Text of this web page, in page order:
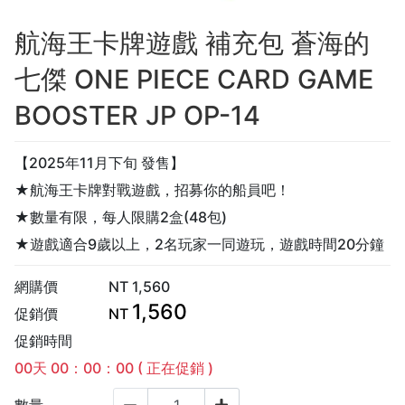
航海王卡牌遊戲 補充包 蒼海的
七傑 ONE PIECE CARD GAME
BOOSTER JP OP-14
【2025年11月下旬 發售】
★航海王卡牌對戰遊戲，招募你的船員吧！
★數量有限，每人限購2盒(48包)
★遊戲適合9歲以上，2名玩家一同遊玩，遊戲時間20分鐘
網購價 NT 1,560
促銷價
NT 1,560
促銷時間
00天 00 ： 00 ： 00 ( 正在促銷 )